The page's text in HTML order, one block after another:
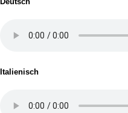
Italienisch